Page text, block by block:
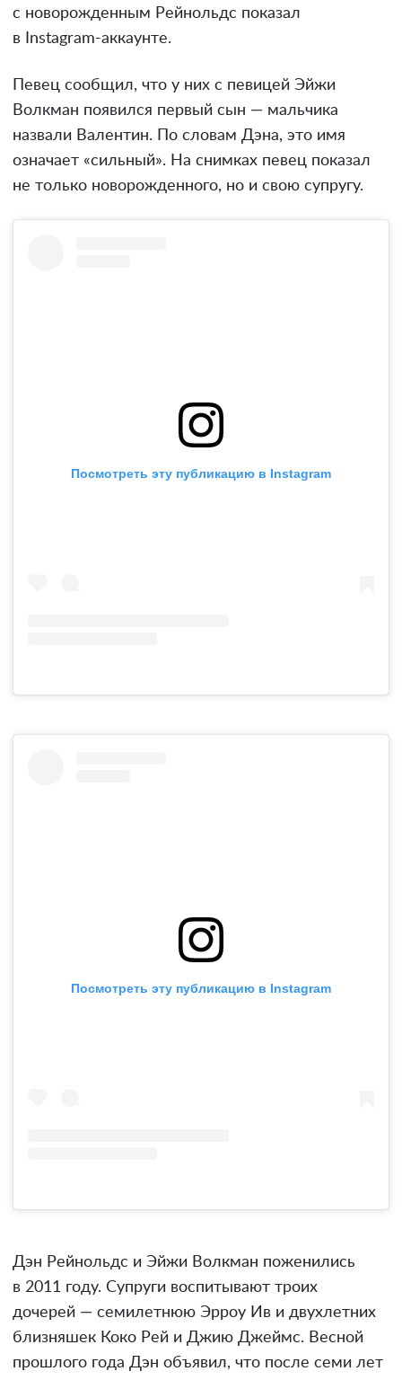
с новорожденным Рейнольдс показал
в Instagram-аккаунте.
Певец сообщил, что у них с певицей Эйжи
Волкман появился первый сын — мальчика
назвали Валентин. По словам Дэна, это имя
означает «сильный». На снимках певец показал
не только новорожденного, но и свою супругу.
Посмотреть эту публикацию в Instagram
Посмотреть эту публикацию в Instagram
Дэн Рейнольдс и Эйжи Волкман поженились
в 2011 году. Супруги воспитывают троих
дочерей — семилетнюю Эрроу Ив и двухлетних
близняшек Коко Рей и Джию Джеймс. Весной
прошлого года Дэн объявил, что после семи лет